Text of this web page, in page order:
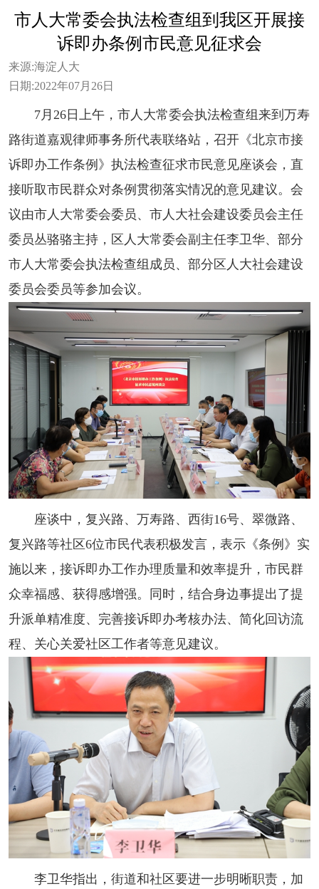
市人大常委会执法检查组到我区开展接
诉即办条例市民意见征求会
来源:海淀人大
日期:2022年07月26日
7月26日上午，市人大常委会执法检查组来到万寿
路街道嘉观律师事务所代表联络站，召开《北京市接
诉即办工作条例》执法检查征求市民意见座谈会，直
接听取市民群众对条例贯彻落实情况的意见建议。会
议由市人大常委会委员、市人大社会建设委员会主任
委员丛骆骆主持，区人大常委会副主任李卫华、部分
市人大常委会执法检查组成员、部分区人大社会建设
委员会委员等参加会议。
座谈中，复兴路、万寿路、西街16号、翠微路、
复兴路等社区6位市民代表积极发言，表示《条例》实
施以来，接诉即办工作办理质量和效率提升，市民群
众幸福感、获得感增强。同时，结合身边事提出了提
升派单精准度、完善接诉即办考核办法、简化回访流
程、关心关爱社区工作者等意见建议。
李卫华指出，街道和社区要进一步明晰职责，加